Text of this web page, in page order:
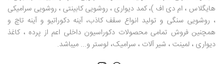
هایگلاس ، ام دی اف )، کمد دیواری ، روشویی کابینتی ، روشویی سرامیکی
، روشویی سنگی و تولید انواع سقف کاذب، آینه دکوراتیو و آینه تاچ و
همچنین فروش تمامی محصولات دکوراسیون داخلی اعم از پرده ، کاغذ
دیواری ، لمینت ، شیر آلات ، سرامیک، لوستر و... میباشد.